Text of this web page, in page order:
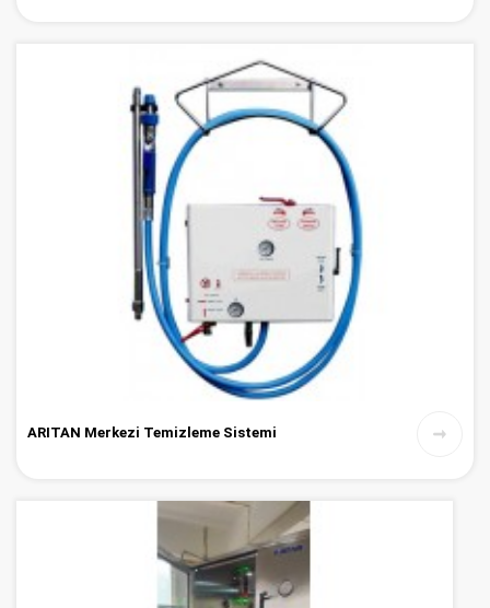
ARITAN Merkezi Temizleme Sistemi